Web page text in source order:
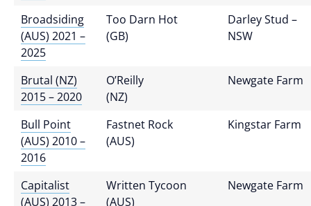
Broadsiding
(AUS) 2021 –
2025
Too Darn Hot
(GB)
Darley Stud –
NSW
Brutal (NZ)
2015 – 2020
O’Reilly
(NZ)
Newgate Farm
Bull Point
(AUS) 2010 –
2016
Fastnet Rock
(AUS)
Kingstar Farm
Capitalist
(AUS) 2013 –
Written Tycoon
(AUS)
Newgate Farm